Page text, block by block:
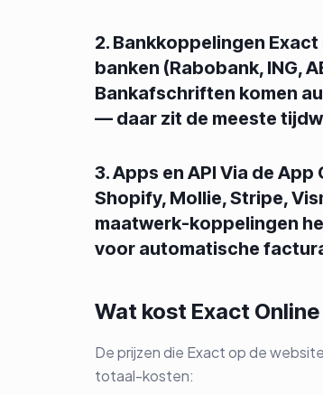
2. Bankkoppelingen
banken (Rabobank, ING,
Bankafschriften komen
— daar zit de meeste
3. Apps en API Via de
Shopify, Mollie, Stripe,
maatwerk-koppelingen
voor automatische
Wat kost Exact
De prijzen die Exact op de
totaal-kosten: